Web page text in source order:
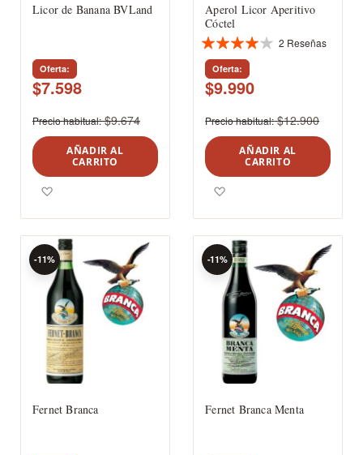
Licor de Banana BVLand
Oferta
$7.598
Precio habitual $9.674
AÑADIR AL
CARRITO
Aperol Licor Aperitivo
Cóctel
Valoración:
80%
2 Reseñas
Oferta
$9.990
Precio habitual $12.900
AÑADIR AL
CARRITO
Fernet Branca
-11%
Fernet Branca Menta
-11%